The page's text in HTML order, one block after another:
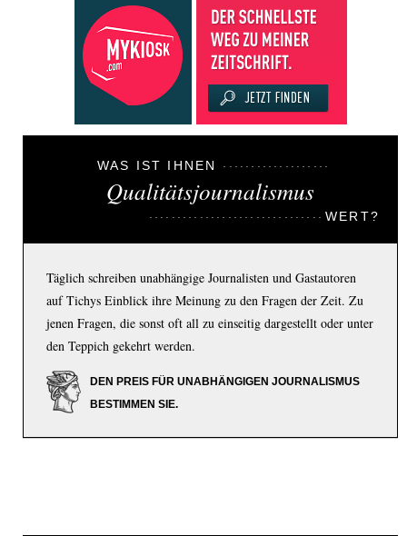
WAS IST IHNEN
Qualitätsjournalismus
WERT?
Täglich schreiben unabhängige Journalisten und Gastautoren
auf Tichys Einblick ihre Meinung zu den Fragen der Zeit. Zu
jenen Fragen, die sonst oft all zu einseitig dargestellt oder unter
den Teppich gekehrt werden.
DEN PREIS FÜR UNABHÄNGIGEN JOURNALISMUS
BESTIMMEN SIE.